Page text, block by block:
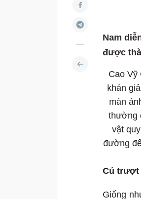
Nam
được
Cao Vỹ
khán
màn
thường
vật
đường
Cú trượt
Giống